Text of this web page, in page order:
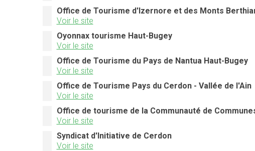
Office de Tourisme d'Izernore et des Monts
Voir le site
Oyonnax tourisme Haut-Bugey
Voir le site
Office de Tourisme du Pays de Nantua Haut-Bugey
Voir le site
Office de Tourisme Pays du Cerdon - Vallée de l'Ain
Voir le site
Office de tourisme de la Communauté de
Voir le site
Syndicat d'Initiative de Cerdon
Voir le site